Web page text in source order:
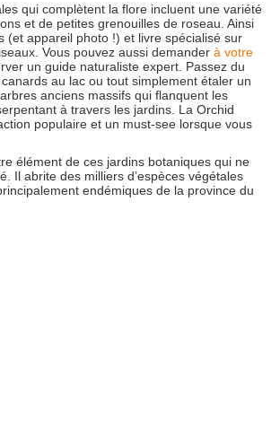
qui complètent la flore incluent une variété
et de petites grenouilles de roseau. Ainsi
(et appareil photo !) et livre spécialisé sur
Vous pouvez aussi demander à votre
un guide naturaliste expert. Passez du
au lac ou tout simplement étaler un
anciens massifs qui flanquent les
à travers les jardins. La Orchid
populaire et un must-see lorsque vous
élément de ces jardins botaniques qui ne
Il abrite des milliers d’espèces végétales
endémiques de la province du